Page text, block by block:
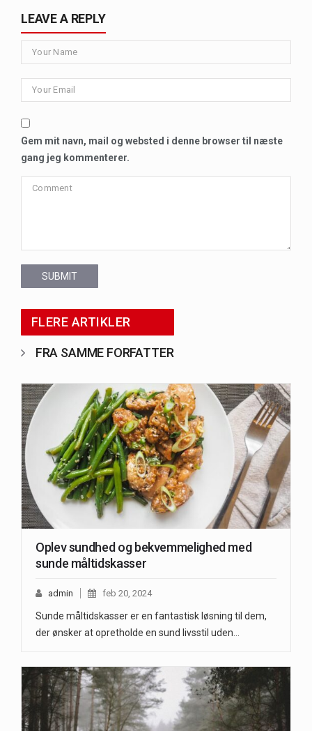
LEAVE A REPLY
Gem mit navn, mail og websted i denne browser til næste
gang jeg kommenterer.
SUBMIT
FLERE ARTIKLER
FRA SAMME FORFATTER
Oplev sundhed og bekvemmelighed med
sunde måltidskasser
admin feb 20, 2024
Sunde måltidskasser er en fantastisk løsning til dem,
der ønsker at opretholde en sund livsstil uden…